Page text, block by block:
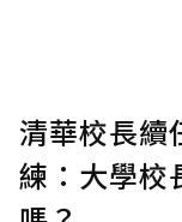
清華校長續
練：大學校